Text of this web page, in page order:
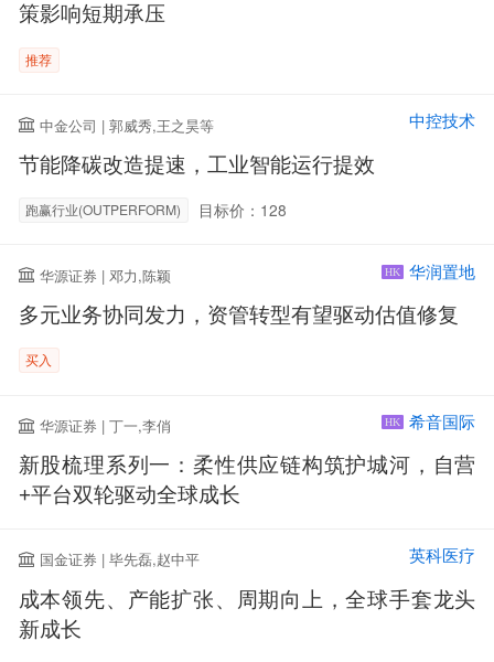
策影响短期承压
推荐
中金公司 | 郭威秀,王之昊等 中控技术
节能降碳改造提速，工业智能运行提效
跑赢行业(OUTPERFORM) 目标价：128
华源证券 | 邓力,陈颖 HK 华润置地
多元业务协同发力，资管转型有望驱动估值修复
买入
华源证券 | 丁一,李俏 HK 希音国际
新股梳理系列一：柔性供应链构筑护城河，自营
+平台双轮驱动全球成长
国金证券 | 毕先磊,赵中平 英科医疗
成本领先、产能扩张、周期向上，全球手套龙头
新成长